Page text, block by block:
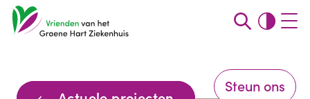
Steun ons